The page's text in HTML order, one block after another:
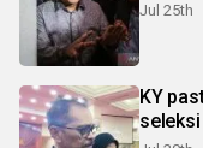
Jul 25th
KY